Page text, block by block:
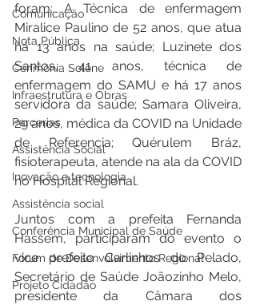
Comunicação
Nota Pública
Cerimônia Solene
Infraestrutura e Obras
Parcerias
Assistência Social
Inovação e tecnologia
Assistência social
Conferência Municipal de Saúde
Fórum de Desenvolvimento Regional
Projeto Cidadão
foram: A Técnica de enfermagem
Miralice Paulino de 52 anos, que atua
há 13 anos na saúde; Luzinete dos
Santos, 41 anos, técnica de
enfermagem do SAMU e há 17 anos
servidora da saúde; Samara Oliveira,
29 anos, médica da COVID na Unidade
de Referencia; Quérulem Bráz,
fisioterapeuta, atende na ala da COVID
no Hospital Regional.
Juntos com a prefeita Fernanda
Hassem, participaram do evento o
vice prefeito Carlinhos do Pelado,
Secretário de Saúde Joãozinho Melo,
presidente da Câmara dos